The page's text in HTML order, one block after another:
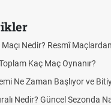
Maçı Nedir? Resmî
Kaç Maç Oynanır?
Ne Zaman Başlıyor ve
Nedir? Güncel Sezonda